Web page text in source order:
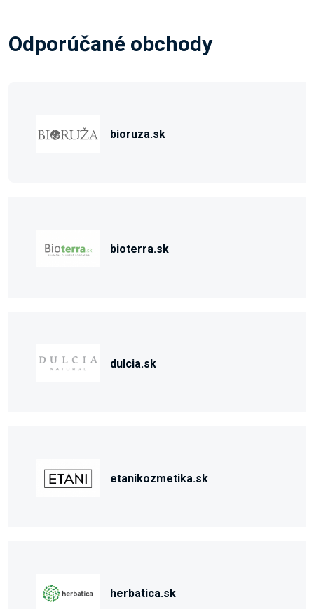
Odporúčané obchody
bioruza.sk
bioterra.sk
dulcia.sk
etanikozmetika.sk
herbatica.sk